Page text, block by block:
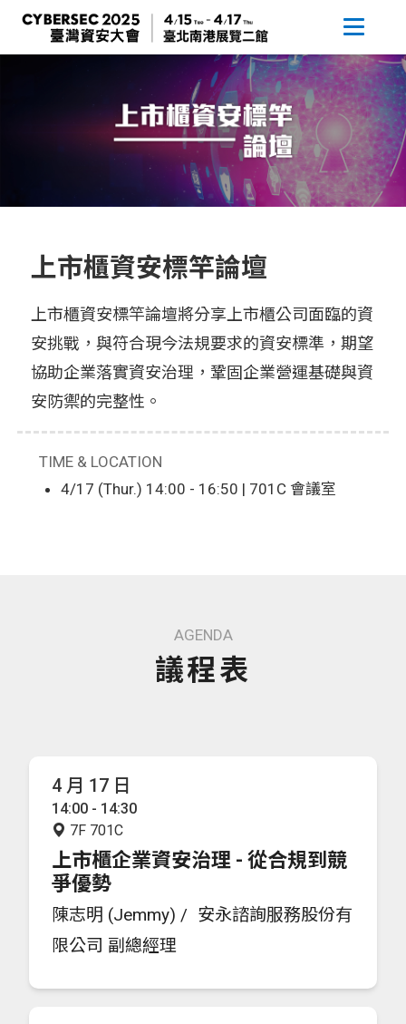
上市櫃資安標竿論壇
上市櫃資安標竿論壇將分享上市櫃公司面臨的資
安挑戰，與符合現今法規要求的資安標準，期望
協助企業落實資安治理，鞏固企業營運基礎與資
安防禦的完整性。
TIME & LOCATION
4/17 (Thur.) 14:00 - 16:50 | 701C 會議室
AGENDA
議程表
4 月 17 日
14:00 - 14:30
7F 701C
上市櫃企業資安治理 - 從合規到競
爭優勢
陳志明 (Jemmy) / 安永諮詢服務股份有
限公司 副總經理